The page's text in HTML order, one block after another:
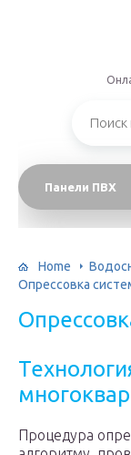
Панели ПВХ
Home
Опрессовка
Процедура